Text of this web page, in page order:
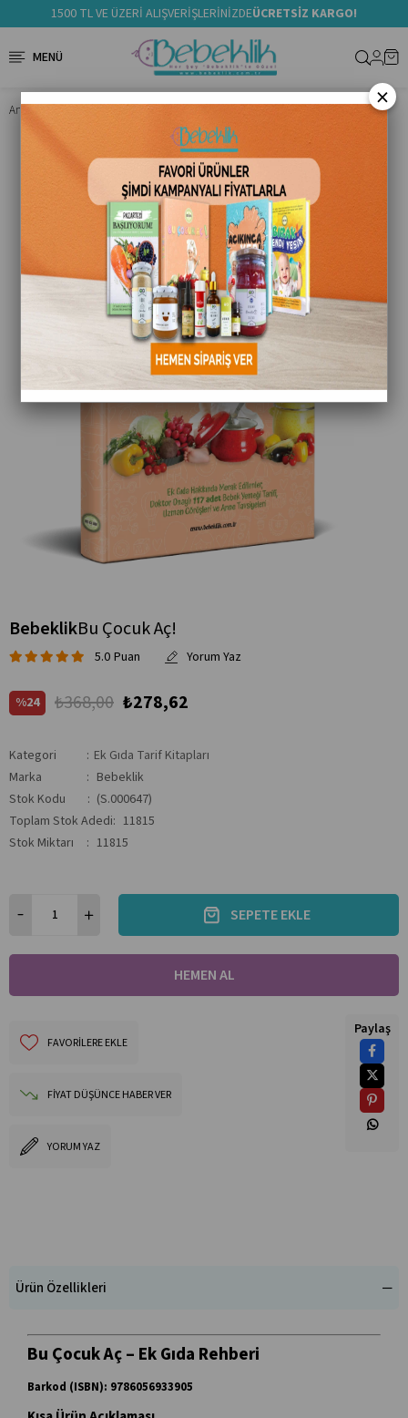
1500 TL VE ÜZERİ ALIŞVERİŞLERİNİZDEÜCRETSİZ KARGO!
Anasayfa Ek Gıda Tarif Kitapları Bu Çocuk Aç!
BebeklikBu Çocuk Aç!
5.0
24 ₺368,00 ₺278,62
Kategori : Ek Gıda Tarif Kitapları
Marka
: Bebeklik
Stok Kodu
(S.000647)
Toplam Stok Adedi: 11815
Stok Miktarı
: 11815
FAVORILERE EKLE
FIYAT DÜŞÜNCE HABER VER
YORUM YAZ
Paylaş
Ürün Özellikleri
Bu Çocuk Aç – Ek Gıda Rehberi
Barkod (ISBN): 9786056933905
×